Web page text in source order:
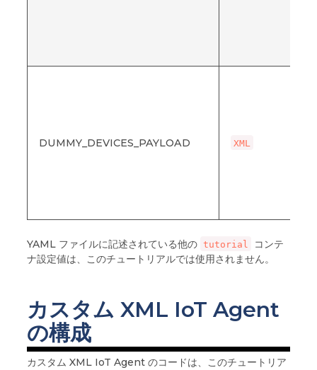
DUMMY_DEVICES_PAYLOAD XML
YAML ファイルに記述されている他の tutorial
コンテ
ナ設定値は、このチュートリアルでは使用されません。
カスタム XML IoT Agent
の構成
カスタム XML IoT Agent のコードは、このチュートリア